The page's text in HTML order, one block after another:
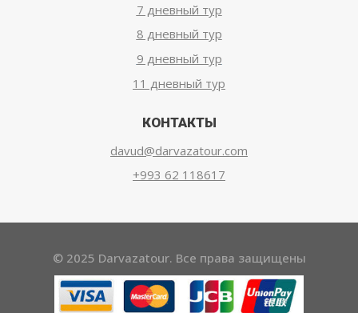
7 дневный тур
8 дневный тур
9 дневный тур
11 дневный тур
КОНТАКТЫ
davud@darvazatour.com
+993 62 118617
© 2025 Darvazatour. Все права защищены